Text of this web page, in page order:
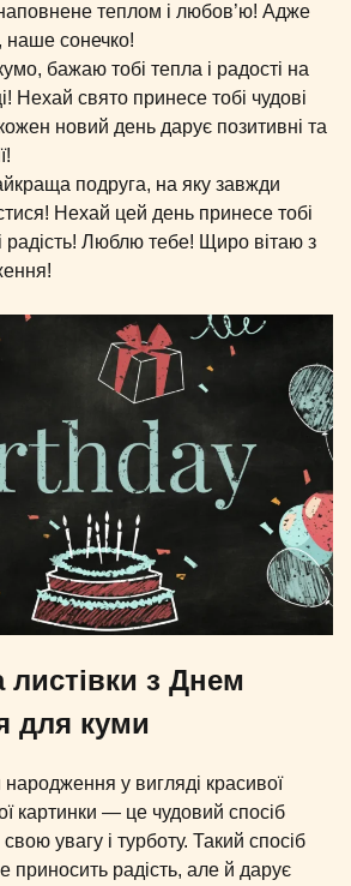
теплом і любов’ю! Адже
наше сонечко!
бажаю тобі тепла і радості на
Нехай свято принесе тобі чудові
новий день дарує позитивні та
подруга, на яку завжди
Нехай цей день принесе тобі
радість! Люблю тебе! Щиро вітаю з
листівки з Днем
для куми
у вигляді красивої
картинки — це чудовий спосіб
увагу і турботу. Такий спосіб
приносить радість, але й дарує